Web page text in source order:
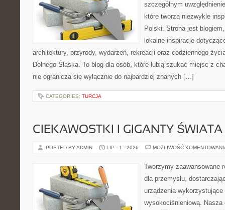
szczególnym
które tworzą niezwykle
Polski. Strona jest
lokalne inspiracje
architektury, przyrody, wydarzeń, rekreacji oraz codziennego
Dolnego Śląska. To blog dla osób, które lubią szukać miejsc z
nie ogranicza się wyłącznie do najbardziej znanych […]
CATEGORIES: TURCJA
CIEKAWOSTKI I GIGANTY ŚWIATA
POSTED BY ADMIN LIP - 1 - 2026 MOŻLIWOŚĆ
Tworzymy zaawansowane
dla przemysłu,
urządzenia wykorzystujące
wysokociśnieniową. Nasza